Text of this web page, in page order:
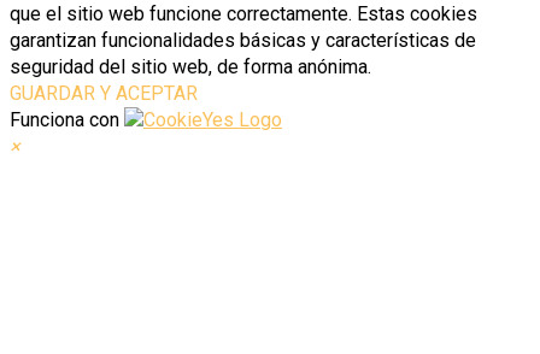
que el sitio web funcione correctamente. Estas cookies
garantizan funcionalidades básicas y características de
seguridad del sitio web, de forma anónima.
GUARDAR Y ACEPTAR
Funciona con
×